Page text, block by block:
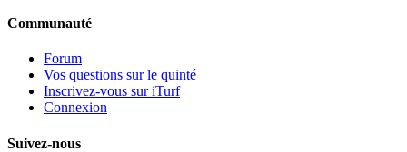
Communauté
Forum
Vos questions sur le quinté
Inscrivez-vous sur iTurf
Connexion
Suivez-nous